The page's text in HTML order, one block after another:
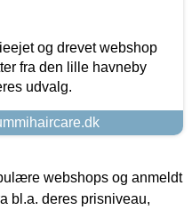
og drevet webshop
fra den lille havneby
udvalg.
webshops og anmeldt
bl.a. deres prisniveau,